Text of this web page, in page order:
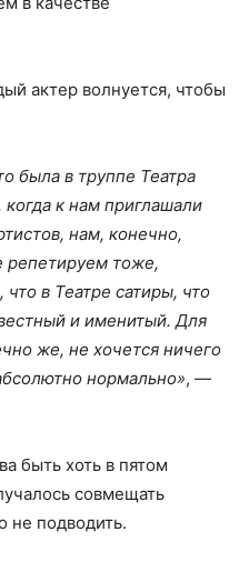
актер волнуется, чтобы
была в труппе Театра
к нам приглашали
нам, конечно,
тоже,
в Театре сатиры, что
и именитый. Для
же, не хочется ничего
нормально», —
быть хоть в пятом
совмещать
не подводить.